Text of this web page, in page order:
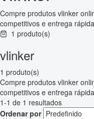
Compre produtos vlinker
competitivos e entrega
1 produto(s)
vlinker
1 produto(s)
Compre produtos vlinker
competitivos e entrega
1-1 de 1 resultados
Ordenar por